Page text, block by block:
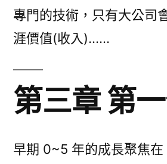
專門的技術，只有大公司
涯價值(收入)……
第三章 第
早期 0~5 年的成長聚焦在